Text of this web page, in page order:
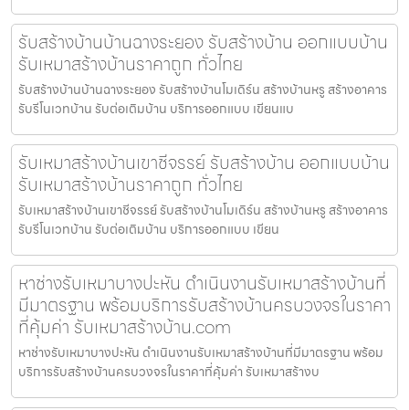
รับสร้างบ้านบ้านฉางระยอง รับสร้างบ้าน ออกแบบบ้าน
รับเหมาสร้างบ้านราคาถูก ทั่วไทย
รับสร้างบ้านบ้านฉางระยอง รับสร้างบ้านโมเดิร์น สร้างบ้านหรู สร้างอาคาร
รับรีโนเวทบ้าน รับต่อเติมบ้าน บริการออกแบบ เขียนแบ
รับเหมาสร้างบ้านเขาชีจรรย์ รับสร้างบ้าน ออกแบบบ้าน
รับเหมาสร้างบ้านราคาถูก ทั่วไทย
รับเหมาสร้างบ้านเขาชีจรรย์ รับสร้างบ้านโมเดิร์น สร้างบ้านหรู สร้างอาคาร
รับรีโนเวทบ้าน รับต่อเติมบ้าน บริการออกแบบ เขียน
หาช่างรับเหมาบางปะหัน ดำเนินงานรับเหมาสร้างบ้านที่
มีมาตรฐาน พร้อมบริการรับสร้างบ้านครบวงจรในราคา
ที่คุ้มค่า รับเหมาสร้างบ้าน.com
หาช่างรับเหมาบางปะหัน ดำเนินงานรับเหมาสร้างบ้านที่มีมาตรฐาน พร้อม
บริการรับสร้างบ้านครบวงจรในราคาที่คุ้มค่า รับเหมาสร้างบ